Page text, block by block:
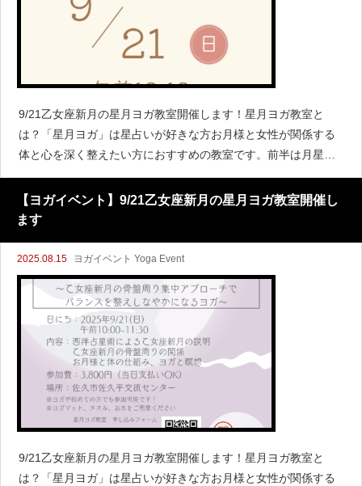
9/21乙女座新月の星月ヨガ教室開催します！星月ヨガ教室と
は？「星月ヨガ」は星占いが好きな方お月様と女性が関係する
体と心を深く整えたい方におすすめの教室です。前半は月星座
という月が今どの星座に位置しているか？月が位置している星
座の意味について
【ヨガイベント】9/21乙女座新月の星月ヨガ教室開催し
ます
2025.08.15 ヨガイベント Yoga Event
9/21乙女座新月の星月ヨガ教室開催します！星月ヨガ教室と
は？「星月ヨガ」は星占いが好きな方お月様と女性が関係する